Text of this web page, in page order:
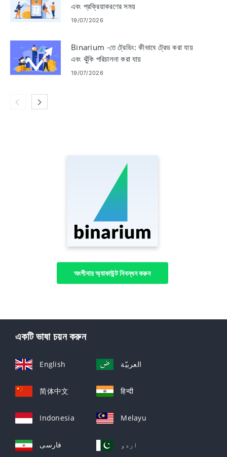
এবং প্রক্রিয়াকরণের সময়
19/07/2026
Binarium -তে ট্রেডিং: কীভাবে ট্রেড করা যায়
এবং ঝুঁকি পরিচালনা করা যায়
19/07/2026
অংশীদার অ্যাকাউন্ট নিবন্ধন করুন
একটি ভাষা চয়ন করুন
English العربيّة
简体中文 हिन्दी
Indonesia Melayu
فارسی اردو